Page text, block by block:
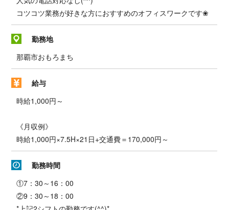
コツコツ業務が好きな方におすすめのオフィスワークです❀
勤務地
那覇市おもろまち
給与
時給1,000円～
《月収例》
時給1,000円×7.5H×21日+交通費＝170,000円～
勤務時間
①7：30～16：00
②9：30～18：00